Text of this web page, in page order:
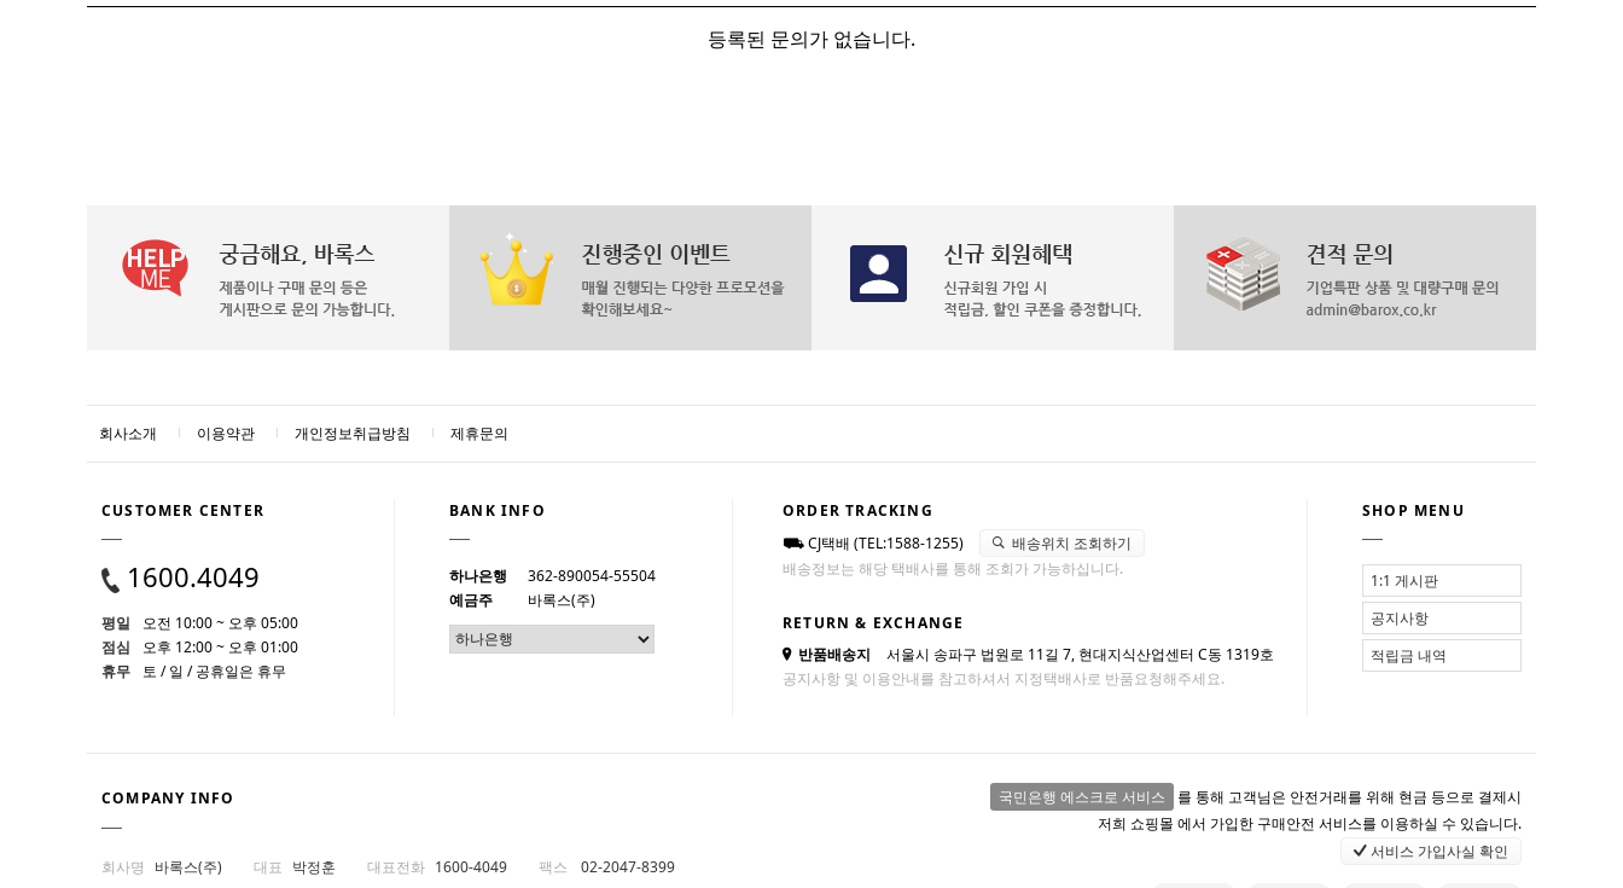
등록된 문의가 없습니다.
회사소개 이용약관 개인정보취급방침 제휴문의
CUSTOMER CENTER
1600.4049
평일
오전 10:00 ~ 오후 05:00
점심
오후 12:00 ~ 오후 01:00
휴무
토 / 일 / 공휴일은 휴무
BANK INFO
하나은행
362-890054-55504
예금주
바록스(주)
ORDER TRACKING
CJ택배 (TEL:1588-1255)
배송위치 조회하기
배송정보는 해당 택배사를 통해 조회가 가능하십니다.
RETURN & EXCHANGE
반품배송지
서울시 송파구 법원로 11길 7, 현대지식산업센터 C동 1319호
공지사항 및 이용안내를 참고하셔서 지정택배사로 반품요청해주세요.
SHOP MENU
1:1 게시판
공지사항
적립금 내역
COMPANY INFO
회사명 바록스(주) 대표 박정훈 대표전화 1600-4049 팩스
02-2047-8399
국민은행 에스크로 서비스
를 통해 고객님은 안전거래를 위해 현금 등으로 결제시
저희 쇼핑몰 에서 가입한 구매안전 서비스를 이용하실 수 있습니다.
서비스 가입사실 확인